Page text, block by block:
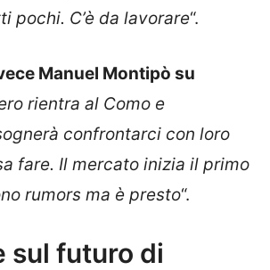
pochi. C’è da lavorare“.
Manuel Montipò su
rientra al Como e
confrontarci con loro
fare. Il mercato inizia il primo
rumors ma è presto“.
sul futuro di